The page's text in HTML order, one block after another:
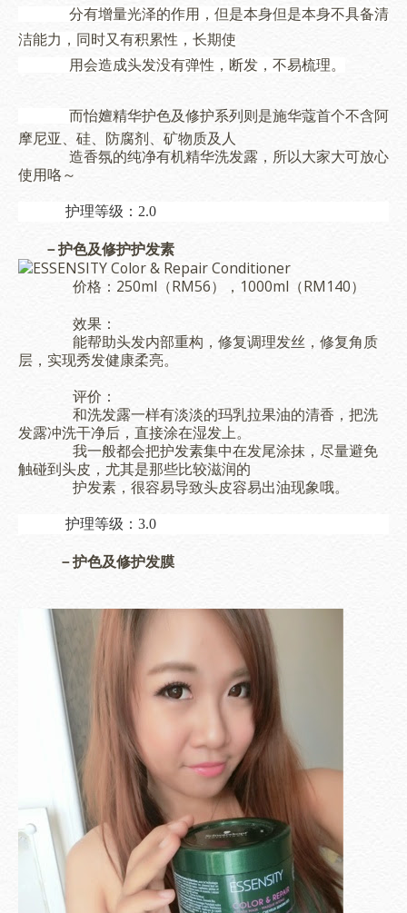
分有增量光泽的作用，但是本身但是本身不具备清
洁能力，同时又有积累性，长期使
用会造成头发没有弹性，断发，不易梳理。
而怡嬗精华护色及修护系列则是施华蔻首个不含阿
摩尼亚、硅、防腐剂、矿物质及人
造香氛的纯净有机精华洗发露，所以大家大可放心
使用咯～
护理等级：2.0
－护色及修护护发素
价格： 250ml（RM56），1000ml（RM140）
效果：
能帮助头发内部重构，修复调理发丝，修复角质
层，实现秀发健康柔亮。
评价：
和洗发露一样有淡淡的玛乳拉果油的清香，把洗
发露冲洗干净后，直接涂在湿发上。
我一般都会把护发素集中在发尾涂抹，尽量避免
触碰到头皮，尤其是那些比较滋润的
护发素，很容易导致头皮容易出油现象哦。
护理等级：3.0
－护色及修护发膜